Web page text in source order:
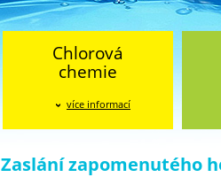
Chlorová
chemie
více informací
Zaslání zapomenutého